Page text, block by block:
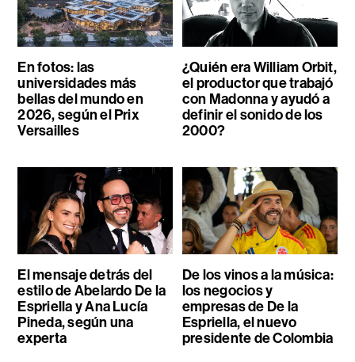
En fotos: las
universidades más
bellas del mundo en
2026, según el Prix
Versailles
¿Quién era William Orbit,
el productor que trabajó
con Madonna y ayudó a
definir el sonido de los
2000?
El mensaje detrás del
estilo de Abelardo De la
Espriella y Ana Lucía
Pineda, según una
experta
De los vinos a la música:
los negocios y
empresas de De la
Espriella, el nuevo
presidente de Colombia